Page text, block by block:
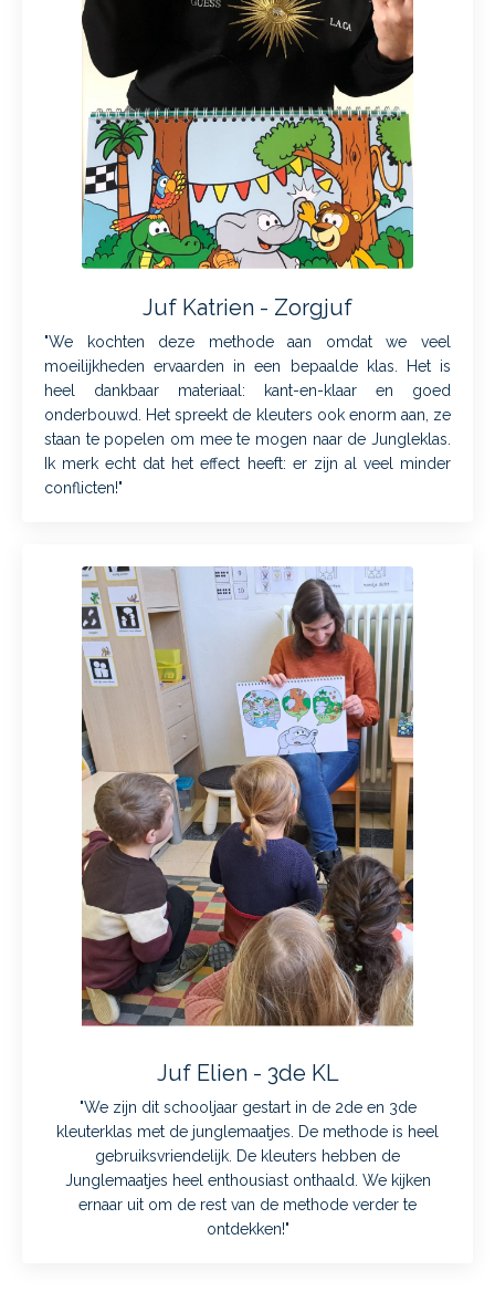
Juf Katrien - Zorgjuf
"We kochten deze methode aan omdat we veel
moeilijkheden ervaarden in een bepaalde klas. Het is
heel dankbaar materiaal: kant-en-klaar en goed
onderbouwd. Het spreekt de kleuters ook enorm aan, ze
staan te popelen om mee te mogen naar de Jungleklas.
Ik merk echt dat het effect heeft: er zijn al veel minder
conflicten!"
Juf Elien - 3de KL
"We zijn dit schooljaar gestart in de 2de en 3de
kleuterklas met de junglemaatjes. De methode is heel
gebruiksvriendelijk. De kleuters hebben de
Junglemaatjes heel enthousiast onthaald. We kijken
ernaar uit om de rest van de methode verder te
ontdekken!"